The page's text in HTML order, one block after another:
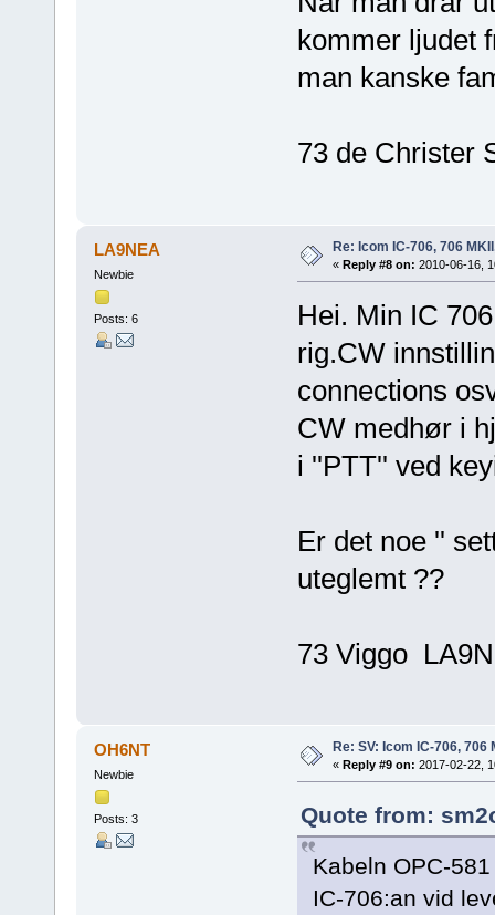
kommer ljudet
man kanske
73 de Christer
LA9NEA
Newbie
Posts: 6
Re: Icom IC-706, 706
« Reply #8 on: 2010-06-16,
Hei. Min IC
rig.CW
connections
CW medhør i
i ''PTT'' ved
Er det noe ''
uteglemt ??
73 Viggo
OH6NT
Newbie
Posts: 3
Re: SV: Icom IC-706, 706
« Reply #9 on: 2017-02-22,
Quote from:
Kabeln OPC-
IC-706:an vid